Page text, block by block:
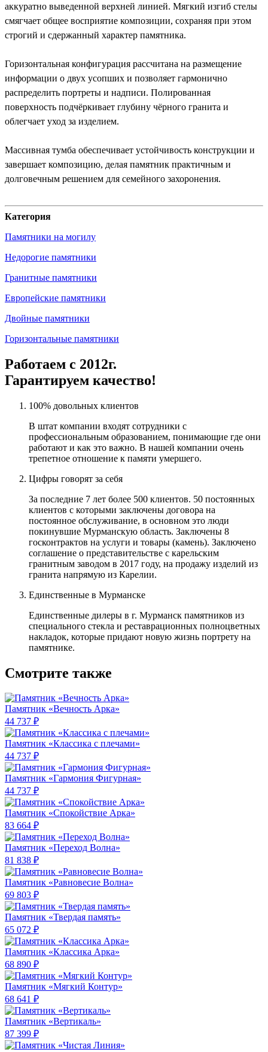
аккуратно выведенной верхней линией. Мягкий изгиб стелы
смягчает общее восприятие композиции, сохраняя при этом
строгий и сдержанный характер памятника.
Горизонтальная конфигурация рассчитана на размещение
информации о двух усопших и позволяет гармонично
распределить портреты и надписи. Полированная
поверхность подчёркивает глубину чёрного гранита и
облегчает уход за изделием.
Массивная тумба обеспечивает устойчивость конструкции и
завершает композицию, делая памятник практичным и
долговечным решением для семейного захоронения.
Категория
Памятники на могилу
Недорогие памятники
Гранитные памятники
Европейские памятники
Двойные памятники
Горизонтальные памятники
Работаем с 2012г.
Гарантируем качество!
100% довольных клиентов
В штат компании входят сотрудники с
профессиональным образованием, понимающие где они
работают и как это важно. В нашей компании очень
трепетное отношение к памяти умершего.
Цифры говорят за себя
За последние 7 лет более 500 клиентов. 50 постоянных
клиентов с которыми заключены договора на
постоянное обслуживание, в основном это люди
покинувшие Мурманскую область. Заключены 8
госконтрактов на услуги и товары (камень). Заключено
соглашение о представительстве с карельским
гранитным заводом в 2017 году, на продажу изделий из
гранита напрямую из Карелии.
Единственные в Мурманске
Единственные дилеры в г. Мурманск памятников из
специального стекла и реставрационных полноцветных
накладок, которые придают новую жизнь портрету на
памятнике.
Смотрите также
Памятник «Вечность Арка»
44 737 ₽
Памятник «Классика c плечами»
44 737 ₽
Памятник «Гармония Фигурная»
44 737 ₽
Памятник «Спокойствие Арка»
83 664 ₽
Памятник «Переход Волна»
81 838 ₽
Памятник «Равновесие Волна»
69 803 ₽
Памятник «Твердая память»
65 072 ₽
Памятник «Классика Арка»
68 890 ₽
Памятник «Мягкий Контур»
68 641 ₽
Памятник «Вертикаль»
87 399 ₽